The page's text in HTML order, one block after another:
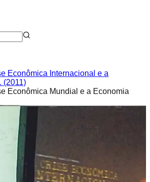
Econômica Internacional e a
(2011)
Econômica Mundial e a Economia